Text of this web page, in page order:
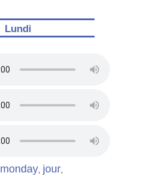
Lundi
monday jour